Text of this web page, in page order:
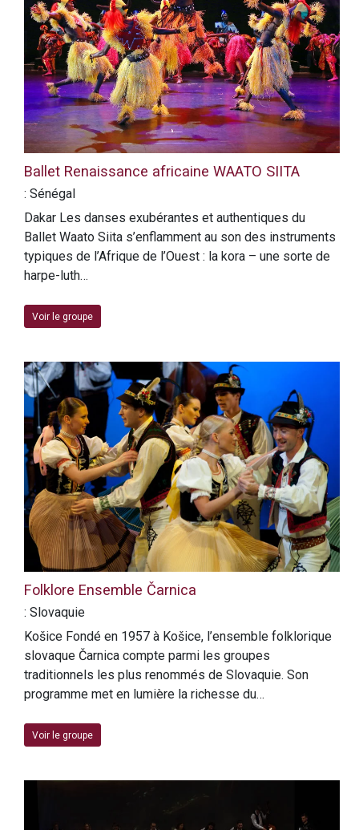
Ballet Renaissance africaine WAATO SIITA
: Sénégal
Dakar Les danses exubérantes et authentiques du
Ballet Waato Siita s’enflamment au son des instruments
typiques de l’Afrique de l’Ouest : la kora – une sorte de
harpe-luth…
Voir le groupe
Folklore Ensemble Čarnica
: Slovaquie
Košice Fondé en 1957 à Košice, l’ensemble folklorique
slovaque Čarnica compte parmi les groupes
traditionnels les plus renommés de Slovaquie. Son
programme met en lumière la richesse du…
Voir le groupe